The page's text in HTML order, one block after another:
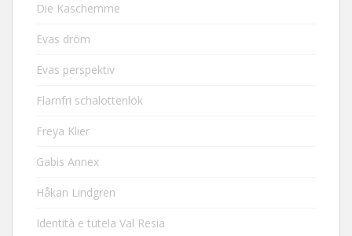
Die Kaschemme
Evas dröm
Evas perspektiv
Flarnfri schalottenlök
Freya Klier
Gabis Annex
Håkan Lindgren
Identità e tutela Val Resia